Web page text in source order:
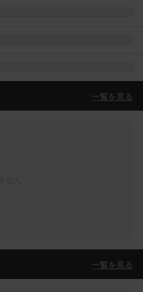
一覧を見る
一覧を見る